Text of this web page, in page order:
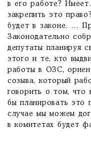
в его работе?
закрепить это
будет в законе. …
Законодательно
депутаты планируя
этого и те, кто
работы в ОЗС,
созыва, который
говорить о том,
бы планировать это
случае мы можем
в комитетах будет